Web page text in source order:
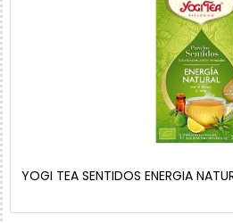
YOGI TEA SENTIDOS ENERGIA